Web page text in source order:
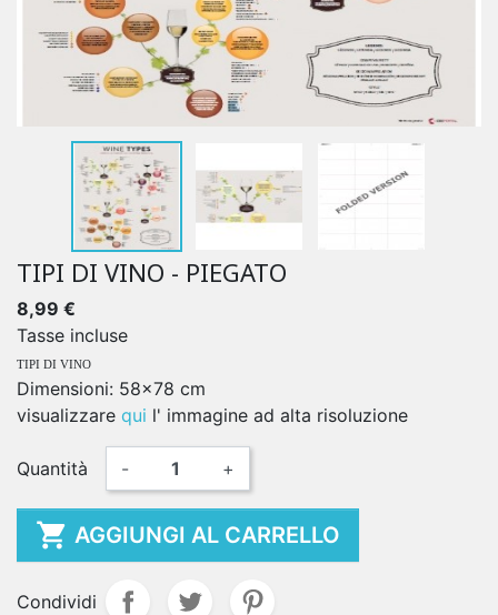
TIPI DI VINO - PIEGATO
8,99 €
Tasse incluse
TIPI DI VINO
Dimensioni: 58x78 cm
visualizzare qui l' immagine ad alta risoluzione
Quantità - +
 AGGIUNGI AL CARRELLO
Condividi